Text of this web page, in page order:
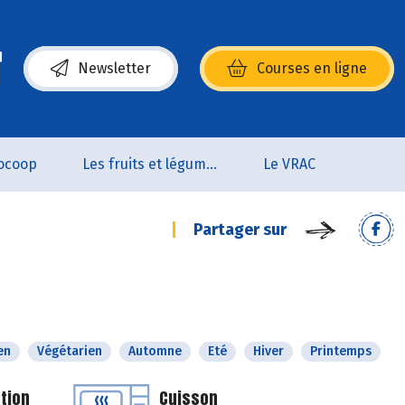
Newsletter Courses en ligne
(s’ouvre dans une nouvelle fenêtre)
Les fruits et légumes Le VRAC
Partager sur
Végétarien Automne Eté Hiver Printemps
Cuisson